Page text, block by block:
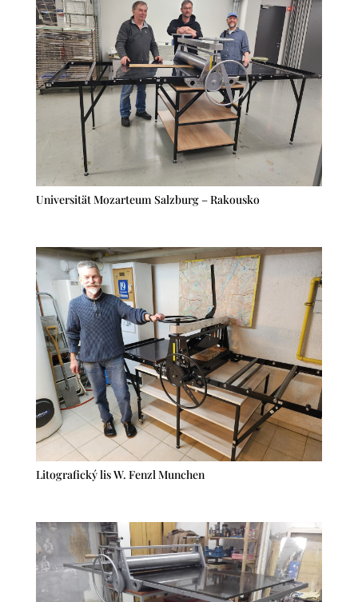
Universität Mozarteum Salzburg – Rakousko
Litografický lis W. Fenzl Munchen